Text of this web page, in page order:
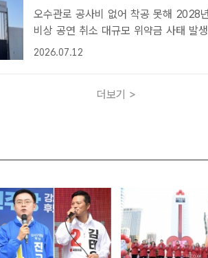
오수관로 공사비 없어 착공 못해 2028
비상 공연 취소 대규모 위약금 사태 발생 우려 정용진 신세계그룹
은 사진)이 스타필드 청라 쇼핑몰 건설
2026.07.12
더보기 >